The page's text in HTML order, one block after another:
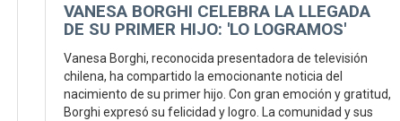
VANESA BORGHI CELEBRA LA LLEGADA
DE SU PRIMER HIJO: 'LO LOGRAMOS'
Vanesa Borghi, reconocida presentadora de televisión
chilena, ha compartido la emocionante noticia del
nacimiento de su primer hijo. Con gran emoción y gratitud,
Borghi expresó su felicidad y logro. La comunidad y sus